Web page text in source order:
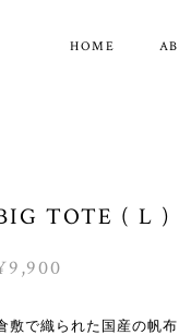
HOME
TOTE ( L
敷で織られた国産の帆